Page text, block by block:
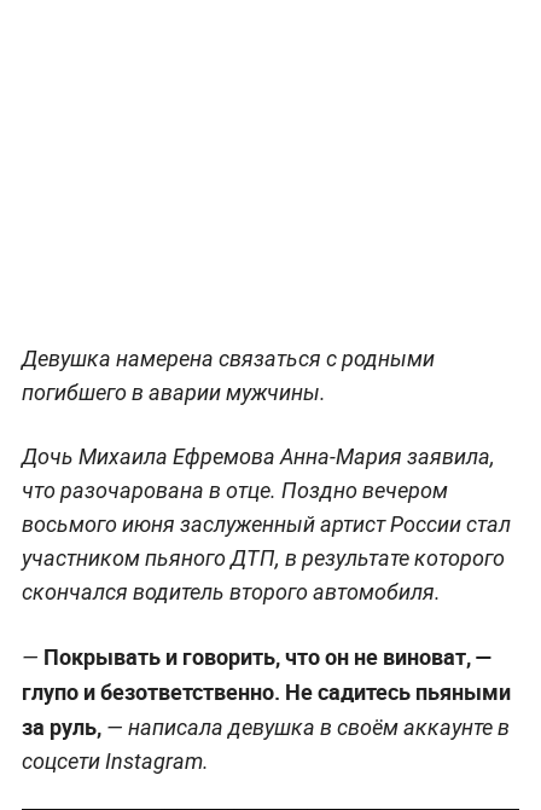
Девушка намерена связаться с родными
погибшего в аварии мужчины.
Дочь Михаила Ефремова Анна-Мария заявила,
что разочарована в отце. Поздно вечером
восьмого июня заслуженный артист России стал
участником пьяного ДТП, в результате которого
скончался водитель второго автомобиля.
— Покрывать и говорить, что он не виноват, —
глупо и безответственно. Не садитесь пьяными
за руль,— написала девушка в своём аккаунте в
соцсети Instagram.